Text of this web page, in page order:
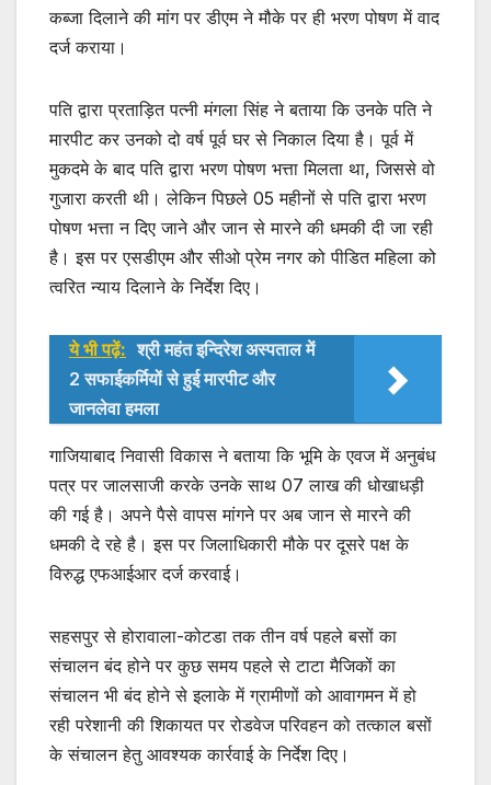
कब्जा दिलाने की मांग पर डीएम ने मौके पर ही भरण पोषण में वाद
दर्ज कराया।
पति द्वारा प्रताड़ित पत्नी मंगला सिंह ने बताया कि उनके पति ने
मारपीट कर उनको दो वर्ष पूर्व घर से निकाल दिया है। पूर्व में
मुकदमे के बाद पति द्वारा भरण पोषण भत्ता मिलता था, जिससे वो
गुजारा करती थी। लेकिन पिछले 05 महीनों से पति द्वारा भरण
पोषण भत्ता न दिए जाने और जान से मारने की धमकी दी जा रही
है। इस पर एसडीएम और सीओ प्रेम नगर को पीडित महिला को
त्वरित न्याय दिलाने के निर्देश दिए।
ये भी पढ़ें: श्री महंत इन्दिरेश अस्पताल में
2 सफाईकर्मियों से हुई मारपीट और
जानलेवा हमला
गाजियाबाद निवासी विकास ने बताया कि भूमि के एवज में अनुबंध
पत्र पर जालसाजी करके उनके साथ 07 लाख की धोखाधड़ी
की गई है। अपने पैसे वापस मांगने पर अब जान से मारने की
धमकी दे रहे है। इस पर जिलाधिकारी मौके पर दूसरे पक्ष के
विरुद्ध एफआईआर दर्ज करवाई।
सहसपुर से होरावाला-कोटडा तक तीन वर्ष पहले बसों का
संचालन बंद होने पर कुछ समय पहले से टाटा मैजिकों का
संचालन भी बंद होने से इलाके में ग्रामीणों को आवागमन में हो
रही परेशानी की शिकायत पर रोडवेज परिवहन को तत्काल बसों
के संचालन हेतु आवश्यक कार्रवाई के निर्देश दिए।